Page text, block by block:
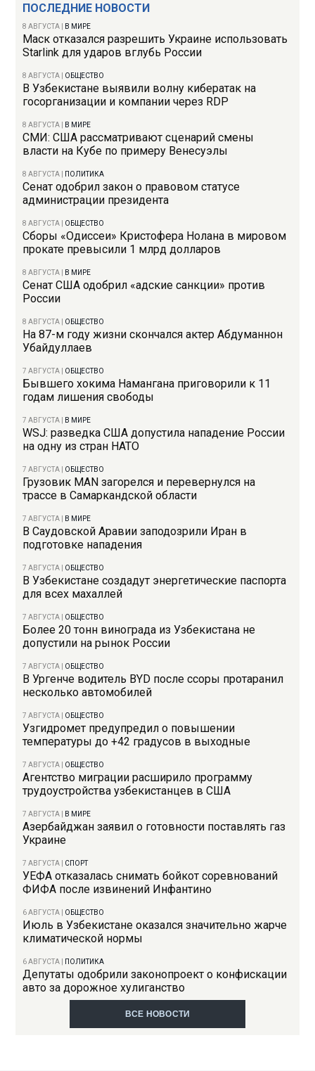
ПОСЛЕДНИЕ НОВОСТИ
8 АВГУСТА В МИРЕ
Маск отказался разрешить Украине использовать
Starlink для ударов вглубь России
8 АВГУСТА ОБЩЕСТВО
В Узбекистане выявили волну кибератак на
госорганизации и компании через RDP
8 АВГУСТА В МИРЕ
СМИ: США рассматривают сценарий смены
власти на Кубе по примеру Венесуэлы
8 АВГУСТА ПОЛИТИКА
Сенат одобрил закон о правовом статусе
администрации президента
8 АВГУСТА ОБЩЕСТВО
Сборы «Одиссеи» Кристофера Нолана в мировом
прокате превысили 1 млрд долларов
8 АВГУСТА В МИРЕ
Сенат США одобрил «адские санкции» против
России
8 АВГУСТА ОБЩЕСТВО
На 87-м году жизни скончался актер Абдуманнон
Убайдуллаев
7 АВГУСТА ОБЩЕСТВО
Бывшего хокима Намангана приговорили к 11
годам лишения свободы
7 АВГУСТА В МИРЕ
WSJ: разведка США допустила нападение России
на одну из стран НАТО
7 АВГУСТА ОБЩЕСТВО
Грузовик MAN загорелся и перевернулся на
трассе в Самаркандской области
7 АВГУСТА В МИРЕ
В Саудовской Аравии заподозрили Иран в
подготовке нападения
7 АВГУСТА ОБЩЕСТВО
В Узбекистане создадут энергетические паспорта
для всех махаллей
7 АВГУСТА ОБЩЕСТВО
Более 20 тонн винограда из Узбекистана не
допустили на рынок России
7 АВГУСТА ОБЩЕСТВО
В Ургенче водитель BYD после ссоры протаранил
несколько автомобилей
7 АВГУСТА ОБЩЕСТВО
Узгидромет предупредил о повышении
температуры до +42 градусов в выходные
7 АВГУСТА ОБЩЕСТВО
Агентство миграции расширило программу
трудоустройства узбекистанцев в США
7 АВГУСТА В МИРЕ
Азербайджан заявил о готовности поставлять газ
Украине
7 АВГУСТА СПОРТ
УЕФА отказалась снимать бойкот соревнований
ФИФА после извинений Инфантино
6 АВГУСТА ОБЩЕСТВО
Июль в Узбекистане оказался значительно жарче
климатической нормы
6 АВГУСТА ПОЛИТИКА
Депутаты одобрили законопроект о конфискации
авто за дорожное хулиганство
ВСЕ НОВОСТИ